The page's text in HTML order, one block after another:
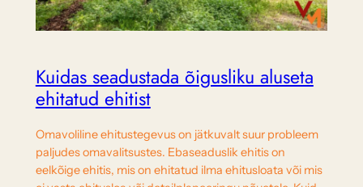
Kuidas seadustada õigusliku aluseta
ehitatud ehitist
Omavoliline ehitustegevus on jätkuvalt suur probleem
paljudes omavalitsustes. Ebaseaduslik ehitis on
eelkõige ehitis, mis on ehitatud ilma ehitusloata või mis